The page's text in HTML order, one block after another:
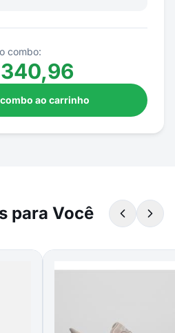
combo:
340,96
ao carrinho
para Você